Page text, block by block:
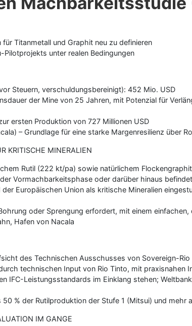
Titanmetall und Graphit neu zu definieren
unter realen Bedingungen
Steuern, verschuldungsbereinigt): 452 Mio. USD
der Mine von 25 Jahren, mit Potenzial für
ersten Produktion von 727 Millionen USD
– Grundlage für eine starke Margenresilienz über
KRITISCHE MINERALIEN
Rutil (222 kt/pa) sowie natürlichem
Vormachbarkeitsphase oder darüber hinaus
Europäischen Union als kritische Mineralien
oder Sprengung erfordert, mit einem
Hafen von Nacala
des Technischen Ausschusses von Sovereign-
technischen Input von Rio Tinto, mit praxisnahen
IFC-Leistungsstandards im Einklang stehen;
% der Rutilproduktion der Stufe 1 (Mitsui) und
IM GANGE